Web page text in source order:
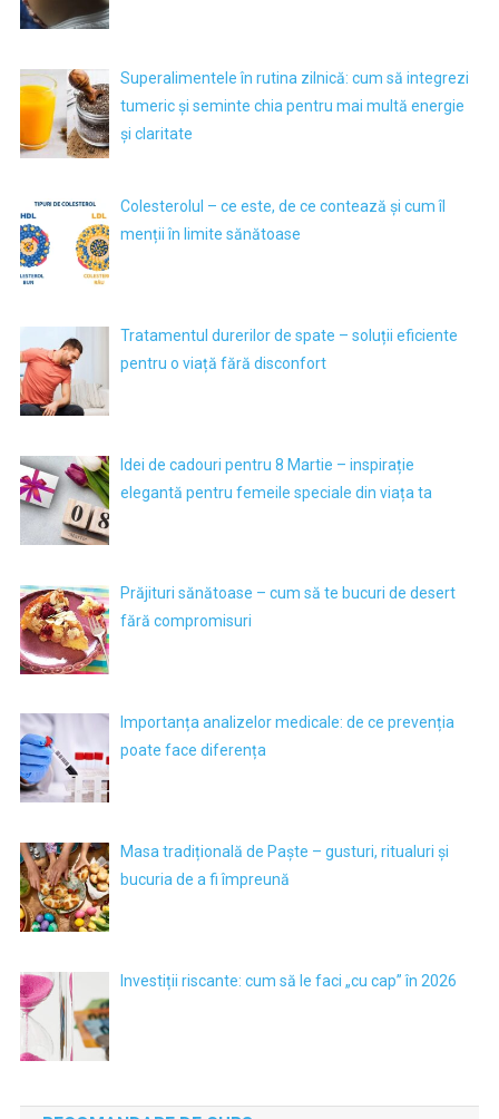
Superalimentele în rutina zilnică: cum să integrezi
tumeric și seminte chia pentru mai multă energie
și claritate
Colesterolul – ce este, de ce contează și cum îl
menții în limite sănătoase
Tratamentul durerilor de spate – soluții eficiente
pentru o viață fără disconfort
Idei de cadouri pentru 8 Martie – inspirație
elegantă pentru femeile speciale din viața ta
Prăjituri sănătoase – cum să te bucuri de desert
fără compromisuri
Importanța analizelor medicale: de ce prevenția
poate face diferența
Masa tradițională de Paște – gusturi, ritualuri și
bucuria de a fi împreună
Investiții riscante: cum să le faci „cu cap” în 2026